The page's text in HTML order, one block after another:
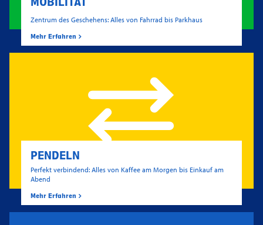
Zentrum des Geschehens: Alles von Fahrrad bis Parkhaus
Mehr Erfahren
PENDELN
Perfekt verbindend: Alles von Kaffee am Morgen bis Einkauf am
Abend
Mehr Erfahren